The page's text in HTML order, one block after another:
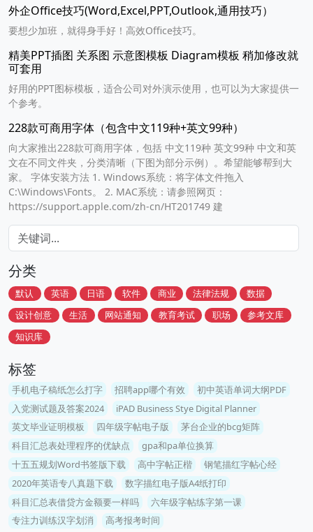
外企Office技巧(Word,Excel,PPT,Outlook,通用技巧）
要想少加班，就得身手好！高效Office技巧。
精美PPT插图 关系图 示意图模板 Diagram模板 稍加修改就
可套用
好用的PPT图标模板，适合公司对外演示使用，也可以为大家提供一
个参考。
228款可商用字体（包含中文119种+英文99种）
向大家推出228款可商用字体，包括 中文119种 英文99种 中文和英
文在不同文件夹，分类清晰（下图为部分示例）。希望能够帮到大
家。 字体安装方法 1. Windows系统：将字体文件拖入
C:\Windows\Fonts。 2. MAC系统：请参照网页：
https://support.apple.com/zh-cn/HT201749 建
分类
默认 英语 日语 软件 商业 法律法规
数据
设计创意
生活 网站通知 教育考试 职场
参考文库
知识库
标签
手机电子稿纸怎么打字 招聘app哪个有效
初中英语单词大纲PDF
入党测试题及答案2024
iPAD Business Stye Digital Planner
英文毕业证明模板
四年级字帖电子版
茅台企业的bcg矩阵
科目汇总表处理程序的优缺点
gpa和pa单位换算
十五五规划Word书签版下载
高中字帖正楷
钢笔描红字帖心经
2020年英语专八真题下载
数字描红电子版A4纸打印
科目汇总表借贷方金额要一样吗
六年级字帖练字第一课
专注力训练汉字划消
高考报考时间